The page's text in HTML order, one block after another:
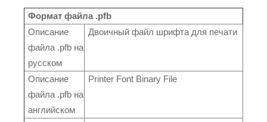
Формат файла .pfb
Описание
файла .pfb на
русском
Двоичный файл шрифта для печати
Описание
файла .pfb на
английском
Printer Font Binary File